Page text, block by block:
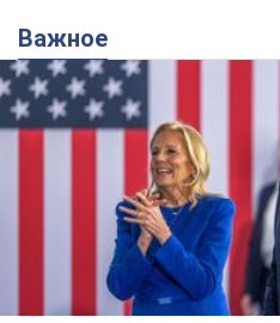
Супруга
назвала первый
сигнализировал о его
Сначала врачи не обратили на
15,1 т.
Отпуск Леси Никитюк в
обернулся скандалом:
ведущую